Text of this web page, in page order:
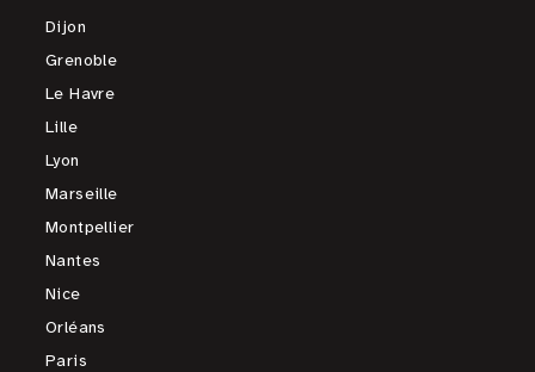
Dijon
Grenoble
Le Havre
Lille
Lyon
Marseille
Montpellier
Nantes
Nice
Orléans
Paris